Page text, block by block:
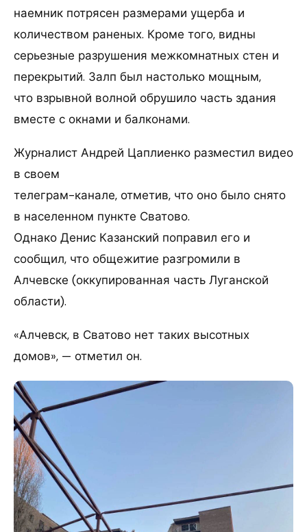
наемник потрясен размерами ущерба и
количеством раненых. Кроме того, видны
серьезные разрушения межкомнатных стен и
перекрытий. Залп был настолько мощным,
что взрывной волной обрушило часть здания
вместе с окнами и балконами.
Журналист Андрей Цаплиенко разместил видео
в своем
телеграм-канале, отметив, что оно было снято
в населенном пункте Сватово.
Однако Денис Казанский поправил его и
сообщил, что общежитие разгромили в
Алчевске (оккупированная часть Луганской
области).
«Алчевск, в Сватово нет таких высотных
домов», — отметил он.